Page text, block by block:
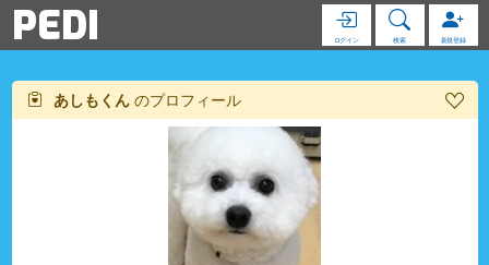
PEDI ログイン 検索 新規登録
あしもくん のプロフィール